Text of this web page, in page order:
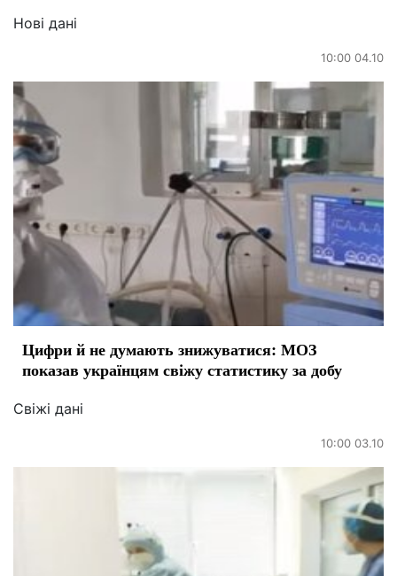
Нові дані
10:00 04.10
Цифри й не думають знижуватися: МОЗ
показав українцям свіжу статистику за добу
Свіжі дані
10:00 03.10